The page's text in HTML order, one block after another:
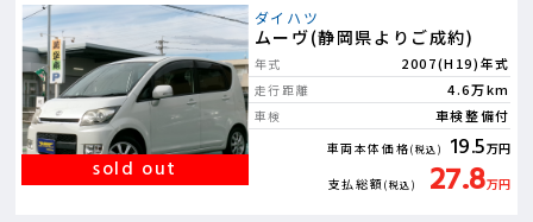
ダイハツ
ムーヴ(静岡県よりご成約)
年式 2007(H19)年式
走行距離 4.6万km
車検 車検整備付
車両本体価格(税込) 19.5万円
支払総額(税込) 27.8万円